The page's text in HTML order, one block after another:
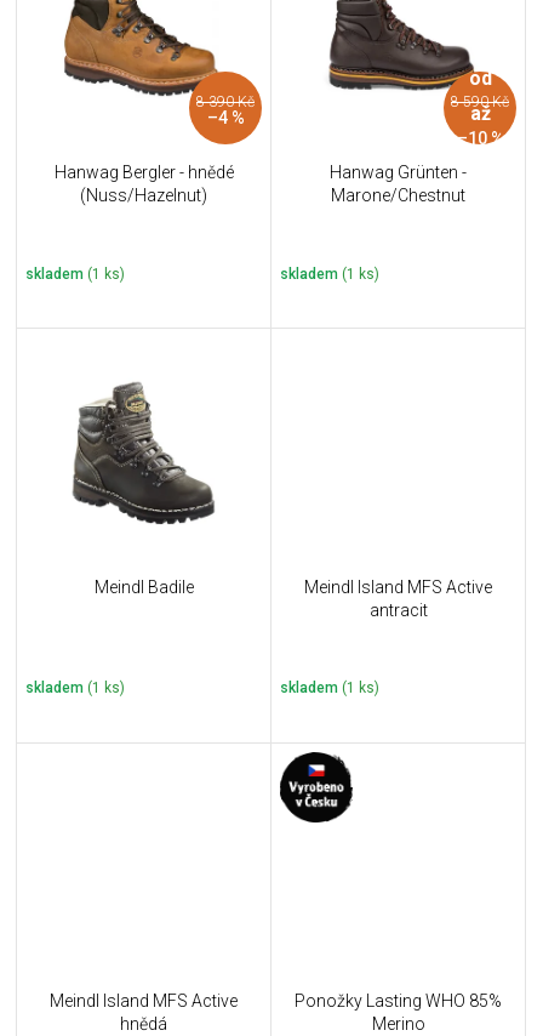
8 390 Kč
–4 %
Hanwag Bergler - hnědé
(Nuss/Hazelnut)
skladem (1 ks)
od
8 590 Kč
až
–10 %
Hanwag Grünten -
Marone/Chestnut
skladem (1 ks)
Meindl Badile
skladem (1 ks)
Meindl Island MFS Active
antracit
skladem (1 ks)
Meindl Island MFS Active
hnědá
Ponožky Lasting WHO 85%
Merino